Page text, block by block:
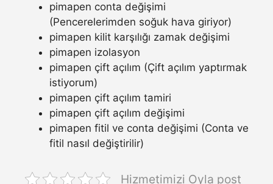
pimapen conta değişimi
(Pencerelerimden soğuk hava giriyor)
pimapen kilit karşılığı zamak değişimi
pimapen izolasyon
pimapen çift açılım (Çift açılım yaptırmak
istiyorum)
pimapen çift açılım tamiri
pimapen çift açılım değişimi
pimapen fitil ve conta değişimi (Conta ve
fitil nasıl değiştirilir)
Hizmetimizi Oyla post